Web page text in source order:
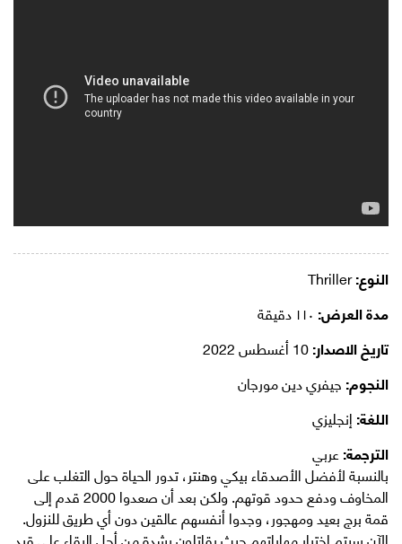
النوع:Thriller
مدة العرض:
تاريخ الاصدار:
النجوم:جيفري دين مورجان
اللغة:إنجليزي
الترجمة:عربي
بالنسبة لأفضل الأصدقاء بيكي وهنتر، تدور الحياة حول التغلب على
المخاوف ودفع حدود قوتهم. ولكن بعد أن صعدوا 2000 قدم إلى
قمة برج بعيد ومهجور، وجدوا أنفسهم عالقين دون أي طريق للنزول.